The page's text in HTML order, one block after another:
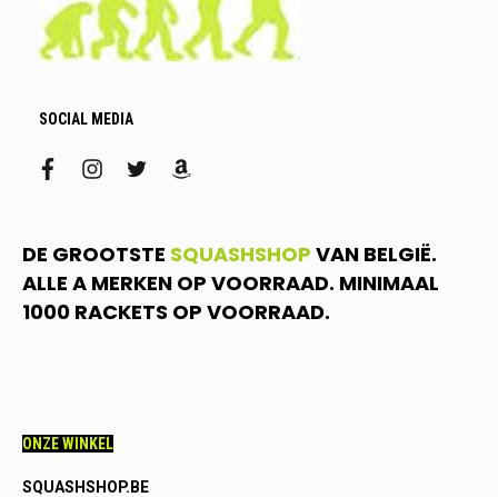
SOCIAL MEDIA
facebookinstagram
twitteramazon
DE GROOTSTE SQUASHSHOP VAN BELGIË.
ALLE A MERKEN OP VOORRAAD. MINIMAAL
1000 RACKETS OP VOORRAAD.
ONZE WINKEL
SQUASHSHOP.BE